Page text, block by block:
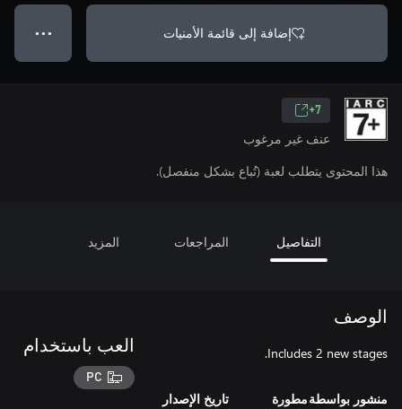
إضافة إلى قائمة الأمنيات ● ● ●
7+
عنف غير مرغوب
هذا المحتوى يتطلب لعبة (تُباع بشكل منفصل).
التفاصيل المراجعات المزيد
الوصف
Includes 2 new stages.
منشور بواسطة مطورة
تاريخ الإصدار
العب باستخدام
PC